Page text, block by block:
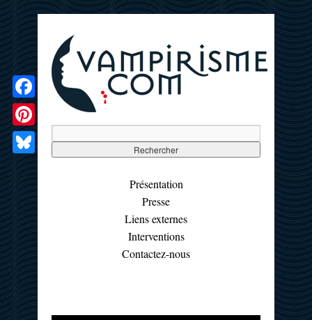
Présentation
Presse
Liens externes
Interventions
Contactez-nous
Facebook
Pinterest
Bluesky